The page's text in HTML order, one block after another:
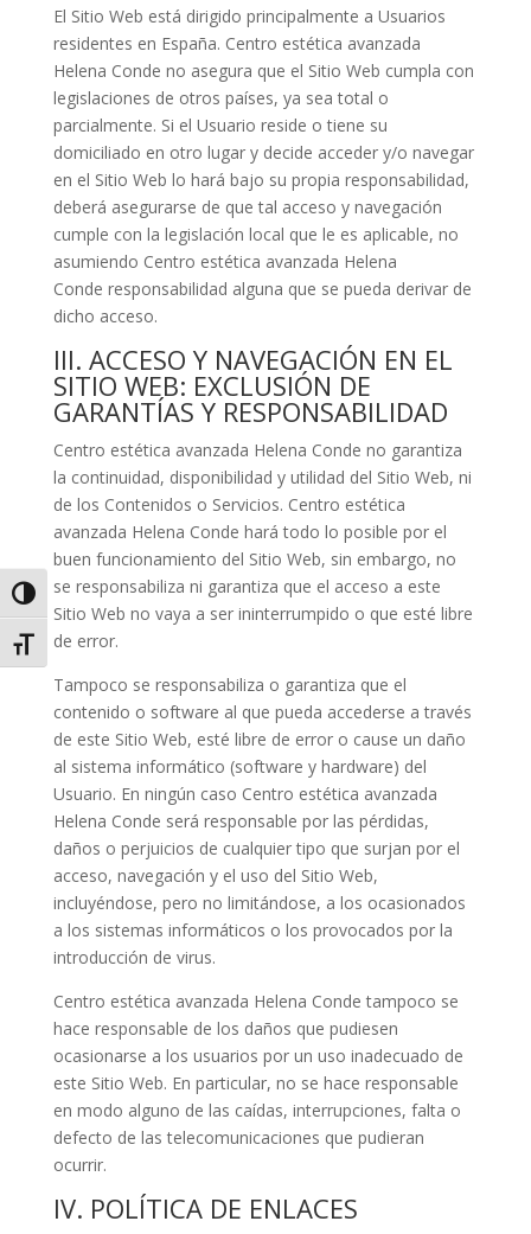
Alternar alto contraste
Alternar tamaño de letra
El Sitio Web está dirigido principalmente a Usuarios
residentes en España. Centro estética avanzada
Helena Conde no asegura que el Sitio Web cumpla con
legislaciones de otros países, ya sea total o
parcialmente. Si el Usuario reside o tiene su
domiciliado en otro lugar y decide acceder y/o navegar
en el Sitio Web lo hará bajo su propia responsabilidad,
deberá asegurarse de que tal acceso y navegación
cumple con la legislación local que le es aplicable, no
asumiendo Centro estética avanzada Helena
Conde responsabilidad alguna que se pueda derivar de
dicho acceso.
III. ACCESO Y NAVEGACIÓN EN EL
SITIO WEB: EXCLUSIÓN DE
GARANTÍAS Y RESPONSABILIDAD
Centro estética avanzada Helena Conde no garantiza
la continuidad, disponibilidad y utilidad del Sitio Web, ni
de los Contenidos o Servicios. Centro estética
avanzada Helena Conde hará todo lo posible por el
buen funcionamiento del Sitio Web, sin embargo, no
se responsabiliza ni garantiza que el acceso a este
Sitio Web no vaya a ser ininterrumpido o que esté libre
de error.
Tampoco se responsabiliza o garantiza que el
contenido o software al que pueda accederse a través
de este Sitio Web, esté libre de error o cause un daño
al sistema informático (software y hardware) del
Usuario. En ningún caso Centro estética avanzada
Helena Conde será responsable por las pérdidas,
daños o perjuicios de cualquier tipo que surjan por el
acceso, navegación y el uso del Sitio Web,
incluyéndose, pero no limitándose, a los ocasionados
a los sistemas informáticos o los provocados por la
introducción de virus.
Centro estética avanzada Helena Conde tampoco se
hace responsable de los daños que pudiesen
ocasionarse a los usuarios por un uso inadecuado de
este Sitio Web. En particular, no se hace responsable
en modo alguno de las caídas, interrupciones, falta o
defecto de las telecomunicaciones que pudieran
ocurrir.
IV. POLÍTICA DE ENLACES